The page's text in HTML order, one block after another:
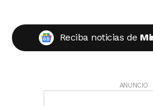
Reciba noticias de
ANUNCIO